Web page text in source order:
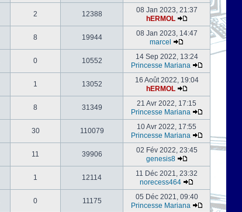
2 12388
08 Jan 2023, 21:37
hERMOL
8 19944
08 Jan 2023, 14:47
marcel
0 10552
14 Sep 2022, 13:24
Princesse Mariana
1 13052
16 Août 2022, 19:04
hERMOL
8 31349
21 Avr 2022, 17:15
Princesse Mariana
30 110079
10 Avr 2022, 17:55
Princesse Mariana
11 39906
02 Fév 2022, 23:45
genesis8
1 12114
11 Déc 2021, 23:32
norecess464
0 11175
05 Déc 2021, 09:40
Princesse Mariana